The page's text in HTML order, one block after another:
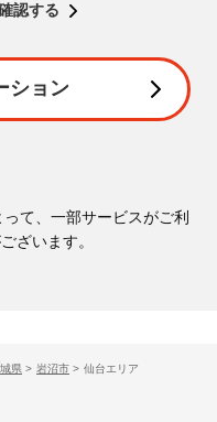
認する
ション
て、一部サービスがご利
ざいます。
県 > 岩沼市 > 仙台エリア